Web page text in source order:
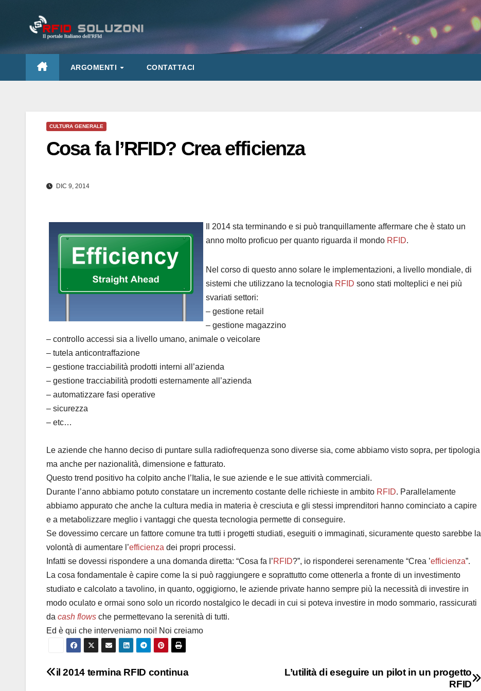
ARGOMENTI CONTATTACI
CULTURA GENERALE
Cosa fa l’RFID? Crea efficienza
DIC 9, 2014
Il 2014 sta terminando e si può tranquillamente affermare che è stato un
anno molto proficuo per quanto riguarda il mondo RFID.
Nel corso di questo anno solare le implementazioni, a livello mondiale, di
sistemi che utilizzano la tecnologia RFID sono stati molteplici e nei più
svariati settori:
– gestione retail
– gestione magazzino
– controllo accessi sia a livello umano, animale o veicolare
– tutela anticontraffazione
– gestione tracciabilità prodotti interni all’azienda
– gestione tracciabilità prodotti esternamente all’azienda
– automatizzare fasi operative
– sicurezza
– etc…
Le aziende che hanno deciso di puntare sulla radiofrequenza sono diverse sia, come abbiamo visto sopra, per tipologia
ma anche per nazionalità, dimensione e fatturato.
Questo trend positivo ha colpito anche l’Italia, le sue aziende e le sue attività commerciali.
Durante l’anno abbiamo potuto constatare un incremento costante delle richieste in ambito RFID. Parallelamente
abbiamo appurato che anche la cultura media in materia è cresciuta e gli stessi imprenditori hanno cominciato a capire
e a metabolizzare meglio i vantaggi che questa tecnologia permette di conseguire.
Se dovessimo cercare un fattore comune tra tutti i progetti studiati, eseguiti o immaginati, sicuramente questo sarebbe la
volontà di aumentare l’efficienza dei propri processi.
Infatti se dovessi rispondere a una domanda diretta: “Cosa fa l’RFID?”, io risponderei serenamente “Crea ’efficienza”.
La cosa fondamentale è capire come la si può raggiungere e soprattutto come ottenerla a fronte di un investimento
studiato e calcolato a tavolino, in quanto, oggigiorno, le aziende private hanno sempre più la necessità di investire in
modo oculato e ormai sono solo un ricordo nostalgico le decadi in cui si poteva investire in modo sommario, rassicurati
da cash flows che permettevano la serenità di tutti.
Ed è qui che interveniamo noi! Noi creiamo
Navigazione
L’utilità di eseguire un pilot in un progetto
RFID
il 2014 termina RFID continua